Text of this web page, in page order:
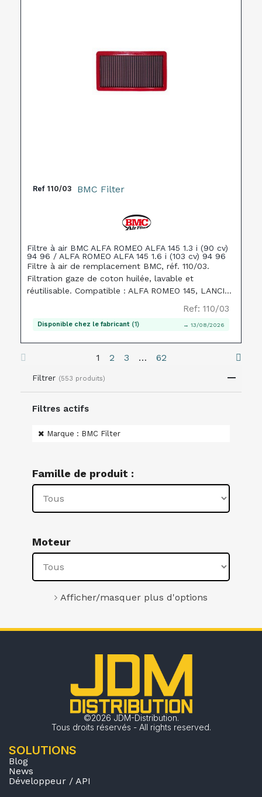
Filtrer (553 produits)
Filtres actifs
Marque : BMC Filter
Famille de produit :
Moteur
Afficher/masquer plus d'options
Ref 110/03 BMC Filter
Filtre à air BMC ALFA ROMEO ALFA 145 1.3 i (90 cv)
94 96 / ALFA ROMEO ALFA 145 1.6 i (103 cv) 94 96
Filtre à air de remplacement BMC, réf. 110/03.
Filtration gaze de coton huilée, lavable et
réutilisable. Compatible : ALFA ROMEO 145, LANCIA
Ref: 110/03
Disponible chez le fabricant (1) → 13/08/2026
1 2 3 … 62
©2026 JDM-Distribution.
Tous droits réservés - All rights reserved.
SOLUTIONS
Blog
News
Développeur / API